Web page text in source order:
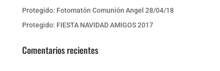
Protegido: Fotomatón Comunión Angel 28/04/18
Protegido: FIESTA NAVIDAD AMIGOS 2017
Comentarios recientes